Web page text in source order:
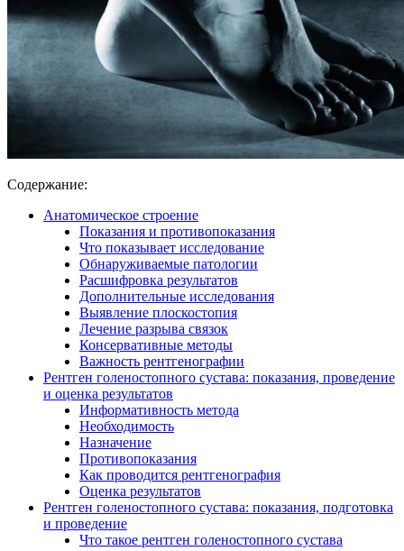
Содержание:
Анатомическое строение
Показания и противопоказания
Что показывает исследование
Обнаруживаемые патологии
Расшифровка результатов
Дополнительные исследования
Выявление плоскостопия
Лечение разрыва связок
Консервативные методы
Важность рентгенографии
Рентген голеностопного сустава: показания, проведение
и оценка результатов
Информативность метода
Необходимость
Назначение
Противопоказания
Как проводится рентгенография
Оценка результатов
Рентген голеностопного сустава: показания, подготовка
и проведение
Что такое рентген голеностопного сустава